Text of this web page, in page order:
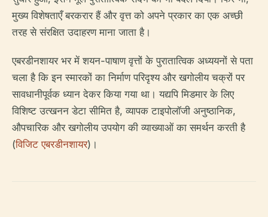
मुख्य विशेषताएँ बरकरार हैं और वृत्त को अपने प्रकार का एक अच्छी
तरह से संरक्षित उदाहरण माना जाता है।
एबरडीनशायर भर में शयन-पाषाण वृत्तों के पुरातात्विक अध्ययनों से पता
चला है कि इन स्मारकों का निर्माण परिदृश्य और खगोलीय चक्रों पर
सावधानीपूर्वक ध्यान देकर किया गया था। यद्यपि मिडमार के लिए
विशिष्ट उत्खनन डेटा सीमित है, व्यापक टाइपोलॉजी अनुष्ठानिक,
औपचारिक और खगोलीय उपयोग की व्याख्याओं का समर्थन करती है
(विजिट एबरडीनशायर)।